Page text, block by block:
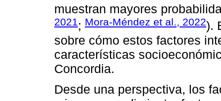
muestran mayores
2021; Mora-Méndez et al., 2022).
sobre cómo estos factores
características
Concordia.
Desde una perspectiva, los